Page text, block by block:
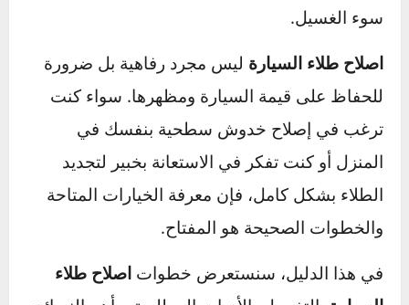
الطلاء لتلف بسبب عوامل مثل التعرض الطويل
للشمس، الخدوش الناتجة عن الاحتكاك، أو حتى
سوء الغسيل.
اصلاح طلاء السيارةليس مجرد رفاهية بل ضرورة
للحفاظ على قيمة السيارة ومظهرها. سواء كنت
ترغب في إصلاح خدوش سطحية بنفسك في
المنزل أو كنت تفكر في الاستعانة بخبير لتجديد
الطلاء بشكل كامل، فإن معرفة الخيارات المتاحة